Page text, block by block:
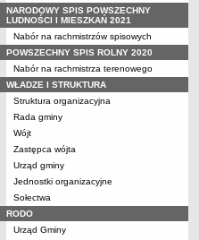
NARODOWY SPIS POWSZECHNY
LUDNOŚCI I MIESZKAŃ 2021
Nabór na rachmistrzów spisowych
POWSZECHNY SPIS ROLNY 2020
Nabór na rachmistrza terenowego
WŁADZE I STRUKTURA
Struktura organizacyjna
Rada gminy
Wójt
Zastępca wójta
Urząd gminy
Jednostki organizacyjne
Sołectwa
RODO
Urząd Gminy